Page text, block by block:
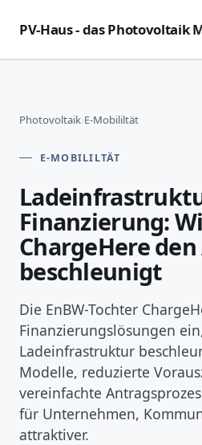
PV-Haus - das Photovoltaik
Photovoltaik›E-Mobililtät
E-MOBILILTÄT
Finanzierung:
ChargeHere
beschleunigt
Die EnBW-Tochter
Finanzierungslösungen
Ladeinfrastruktur
Modelle, reduzierte
vereinfachte
für Unternehmen,
attraktiver.